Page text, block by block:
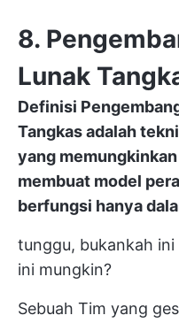
8.
Lunak
Definisi
Tangkasadalah
yang
membuat model
berfungsi hanya
tunggu, bukankah ini
ini mungkin?
Sebuah Tim yang